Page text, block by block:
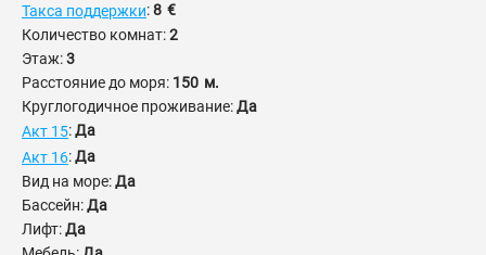
Такса поддержки:8 €
Количество комнат:2
Этаж:3
Расстояние до моря: 150 м.
Круглогодичное проживание:Да
Акт 15:Да
Акт 16:Да
Вид на море:Да
Бассейн:Да
Лифт:Да